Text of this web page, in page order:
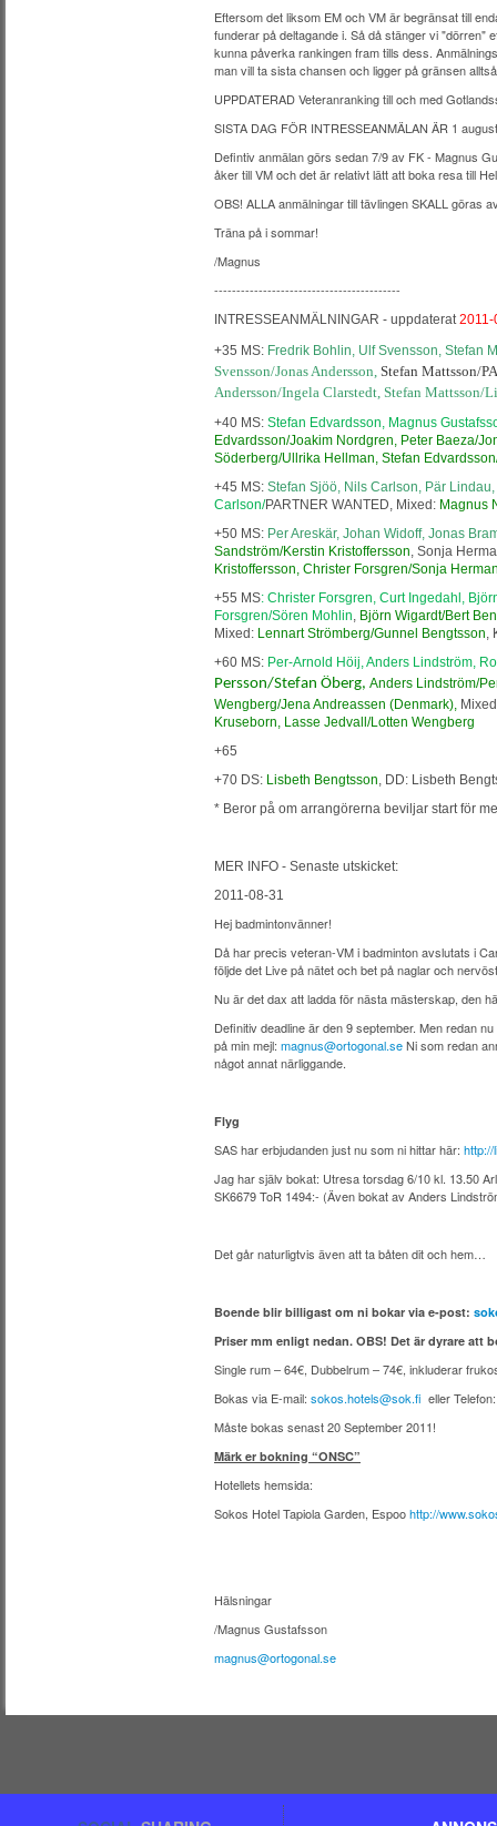
Eftersom det liksom EM och VM är begränsat till
funderar på deltagande i. Så då stänger vi "dörren"
kunna påverka rankingen fram tills dess.
man vill ta sista chansen och ligger på gränsen
UPPDATERAD Veteranranking till och med
SISTA DAG FÖR INTRESSEANMÄLAN ÄR 1
Defintiv anmälan görs sedan 7/9 av FK - Magnus
åker till VM och det är relativt lätt att boka resa till
OBS! ALLA anmälningar till tävlingen SKALL göras
Träna på i sommar!
/Magnus
------------------------------------------
INTRESSEANMÄLNINGAR - uppdaterat
+35 MS: Fredrik Bohlin, Ulf Svensson, Stefan
Svensson/Jonas Andersson, Stefan Mattsson/
Andersson/Ingela Clarstedt, Stefan Mattsson/
+40 MS: Stefan Edvardsson, Magnus
Edvardsson/Joakim Nordgren, Peter Baeza/
Söderberg/Ullrika Hellman, Stefan
+45 MS: Stefan Sjöö, Nils Carlson, Pär
Carlson/PARTNER WANTED, Mixed: Magnus
+50 MS: Per Areskär, Johan Widoff, Jonas
Sandström/Kerstin Kristoffersson , Sonja
Kristoffersson, Christer Forsgren/Sonja
+55 MS: Christer Forsgren, Curt Ingedahl,
Forsgren/Sören Mohlin Björn Wigardt/Bert
Mixed: Lennart Strömberg/Gunnel Bengtsson
+60 MS: Per-Arnold Höij, Anders Lindström,
Persson/Stefan Öberg, Anders Lindström/
Wengberg/Jena Andreassen (Denmark),
Kruseborn, Lasse Jedvall/Lotten Wengberg
+65
+70 DS: Lisbeth Bengtsson , DD: Lisbeth
* Beror på om arrangörerna beviljar start för
MER INFO - Senaste utskicket:
2011-08-31
Hej badmintonvänner!
Då har precis veteran-VM i badminton avslutats i
följde det Live på nätet och bet på naglar och
Nu är det dax att ladda för nästa mästerskap, den
Definitiv deadline är den 9 september. Men redan
på min mejl: magnus@ortogonal.seNi som redan
något annat närliggande.
Flyg
SAS har erbjudanden just nu som ni hittar här:
Jag har själv bokat: Utresa torsdag 6/10 kl. 13.50
SK6679 ToR 1494:- (Även bokat av Anders
Det går naturligtvis även att ta båten dit och hem…
Boende blir billigast om ni bokar via e-post:
Priser mm enligt nedan. OBS! Det är dyrare att
Single rum – 64€, Dubbelrum – 74€, inkluderar
Bokas via E-mail: sokos.hotels@sok.fi eller
Måste bokas senast 20 September 2011!
Märk er bokning “ONSC”
Hotellets hemsida:
Sokos Hotel Tapiola Garden, Espoohttp://
Hälsningar
/Magnus Gustafsson
magnus@ortogonal.se